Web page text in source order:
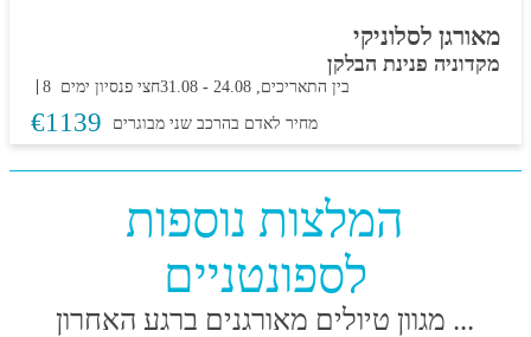
מאורגן לסלוניקי
בין התאריכים, -
31.08
מקדוניה פנינת הבלקן
8 ימים חצי פנסיון
€1139 מחיר לאדם בהרכב שני מבוגרים
המלצות נוספות
לספונטניים
מגוון טיולים מאורגנים ברגע האחרון ...